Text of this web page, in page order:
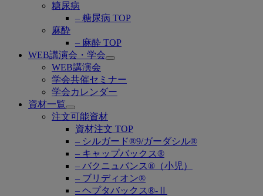
糖尿病
– 糖尿病 TOP
麻酔
– 麻酔 TOP
WEB講演会・学会
Open
WEB講演会
学会共催セミナー
学会カレンダー
資材一覧
Open
submenu
注文可能資材
資材注文 TOP
– シルガード®9/ガーダシル®
– キャップバックス®
– バクニュバンス®（小児）
– ブリディオン®
– ヘプタバックス®-Ⅱ